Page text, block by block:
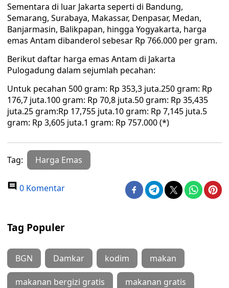
Sementara di luar Jakarta seperti di Bandung,
Semarang, Surabaya, Makassar, Denpasar, Medan,
Banjarmasin, Balikpapan, hingga Yogyakarta, harga
emas Antam dibanderol sebesar Rp 766.000 per gram.
Berikut daftar harga emas Antam di Jakarta
Pulogadung dalam sejumlah pecahan:
Untuk pecahan 500 gram: Rp 353,3 juta.250 gram: Rp
176,7 juta.100 gram: Rp 70,8 juta.50 gram: Rp 35,435
juta.25 gram:Rp 17,755 juta.10 gram: Rp 7,145 juta.5
gram: Rp 3,605 juta.1 gram: Rp 757.000 (*)
Tag: Harga Emas
0 Komentar
Tag Populer
BGN Damkar kodim makan
makanan bergizi gratis makanan gratis